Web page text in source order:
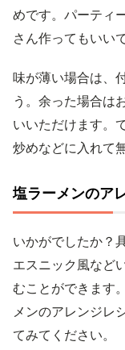
めです。パーティ
さん作ってもいい
味が薄い場合は、
う。余った場合は
いいただけます。
炒めなどに入れて
塩ラーメンのア
いかがでしたか？
エスニック風など
むことができます
メンのアレンジレ
てみてください。